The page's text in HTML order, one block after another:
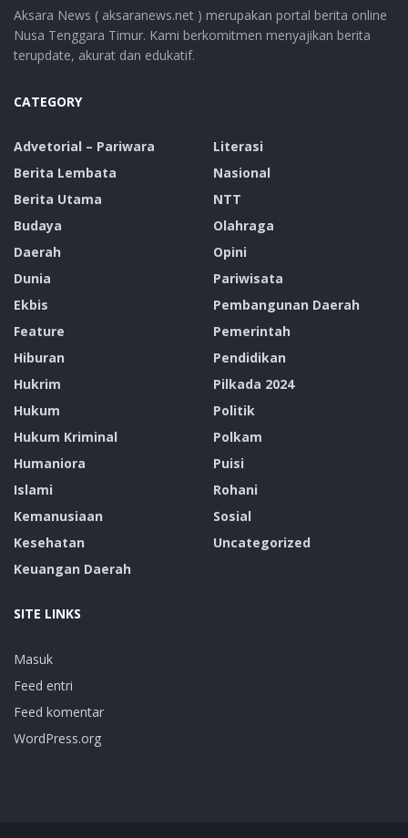
Aksara News ( aksaranews.net ) merupakan portal berita online
Nusa Tenggara Timur. Kami berkomitmen menyajikan berita
terupdate, akurat dan edukatif.
CATEGORY
Advetorial – Pariwara
Berita Lembata
Berita Utama
Budaya
Daerah
Dunia
Ekbis
Feature
Hiburan
Hukrim
Hukum
Hukum Kriminal
Humaniora
Islami
Kemanusiaan
Kesehatan
Keuangan Daerah
Literasi
Nasional
NTT
Olahraga
Opini
Pariwisata
Pembangunan Daerah
Pemerintah
Pendidikan
Pilkada 2024
Politik
Polkam
Puisi
Rohani
Sosial
Uncategorized
SITE LINKS
Masuk
Feed entri
Feed komentar
WordPress.org